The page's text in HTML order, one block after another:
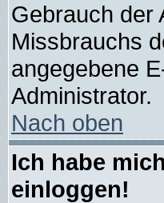
Gebrauch der
Missbrauchs
angegebene
Administrator.
Nach oben
Ich habe
einloggen!